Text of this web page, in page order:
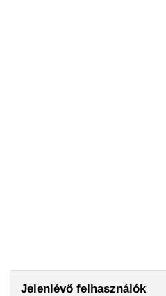
Jelenlévő felhasználók